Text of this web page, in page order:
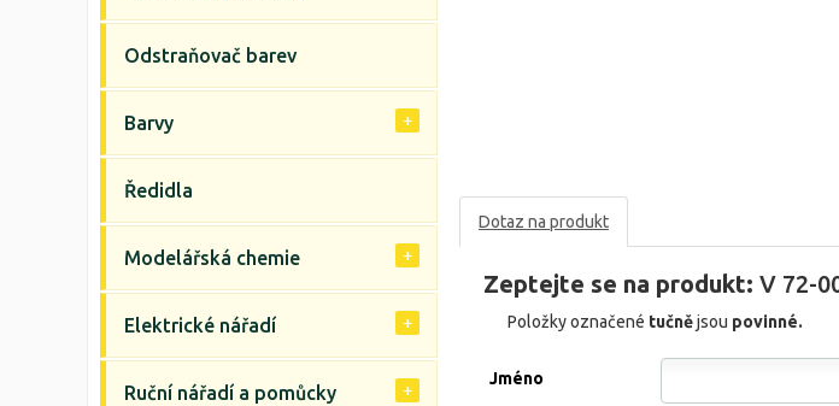
Dotaz na produkt
Zeptejte se na produkt: V 72-
Položky označené tučnějsou povinné.
Jméno
Odstraňovač barev
Barvy
Ředidla
Modelářská chemie
Elektrické nářadí
Ruční nářadí a pomůcky